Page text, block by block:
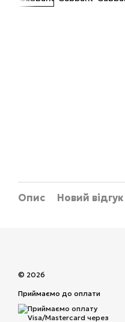
Опис Новий
© 2026
Приймаємо до оплати